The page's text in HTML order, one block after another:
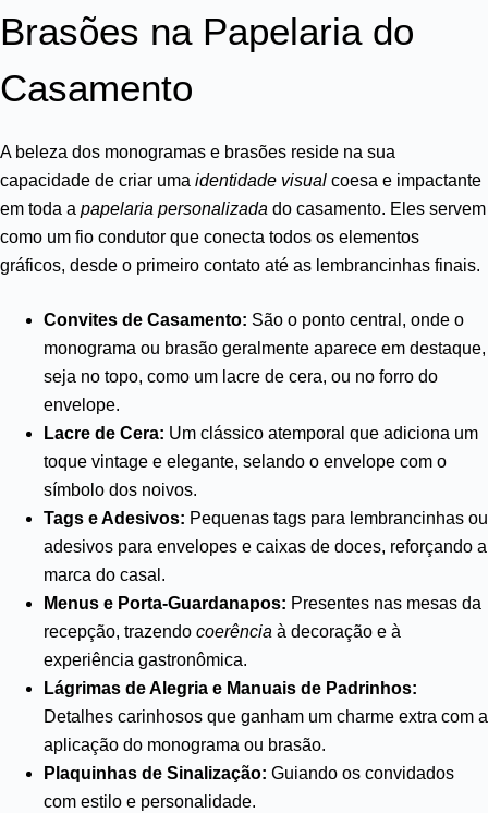
Brasões na Papelaria do
Casamento
A beleza dos monogramas e brasões reside na sua
capacidade de criar uma identidade visual coesa e impactante
em toda a papelaria personalizada do casamento. Eles servem
como um fio condutor que conecta todos os elementos
gráficos, desde o primeiro contato até as lembrancinhas finais.
Convites de Casamento: São o ponto central, onde o
monograma ou brasão geralmente aparece em destaque,
seja no topo, como um lacre de cera, ou no forro do
envelope.
Lacre de Cera: Um clássico atemporal que adiciona um
toque vintage e elegante, selando o envelope com o
símbolo dos noivos.
Tags e Adesivos: Pequenas tags para lembrancinhas ou
adesivos para envelopes e caixas de doces, reforçando a
marca do casal.
Menus e Porta-Guardanapos: Presentes nas mesas da
recepção, trazendo coerência à decoração e à
experiência gastronômica.
Lágrimas de Alegria e Manuais de Padrinhos:
Detalhes carinhosos que ganham um charme extra com a
aplicação do monograma ou brasão.
Plaquinhas de Sinalização: Guiando os convidados
com estilo e personalidade.